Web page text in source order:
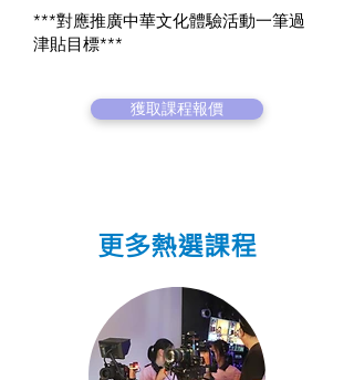
***對應推廣中華文化體驗活動一筆過
津貼目標***
獲取課程報價
更多熱選課程